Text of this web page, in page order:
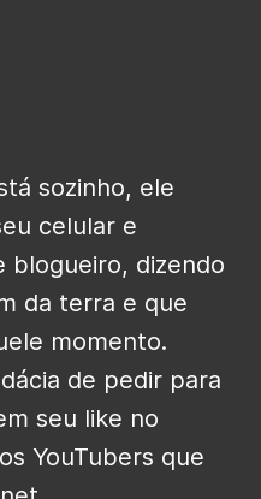
sozinho, ele
celular e
blogueiro, dizendo
da terra e que
momento.
de pedir para
seu like no
YouTubers que